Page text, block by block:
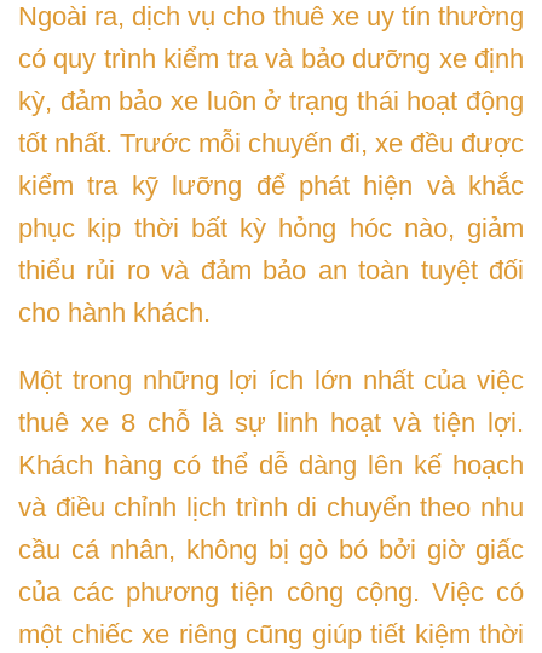
Ngoài ra, dịch vụ cho thuê xe uy tín thường
có quy trình kiểm tra và bảo dưỡng xe định
kỳ, đảm bảo xe luôn ở trạng thái hoạt động
tốt nhất. Trước mỗi chuyến đi, xe đều được
kiểm tra kỹ lưỡng để phát hiện và khắc
phục kịp thời bất kỳ hỏng hóc nào, giảm
thiểu rủi ro và đảm bảo an toàn tuyệt đối
cho hành khách.
Một trong những lợi ích lớn nhất của việc
thuê xe 8 chỗ là sự linh hoạt và tiện lợi.
Khách hàng có thể dễ dàng lên kế hoạch
và điều chỉnh lịch trình di chuyển theo nhu
cầu cá nhân, không bị gò bó bởi giờ giấc
của các phương tiện công cộng. Việc có
một chiếc xe riêng cũng giúp tiết kiệm thời